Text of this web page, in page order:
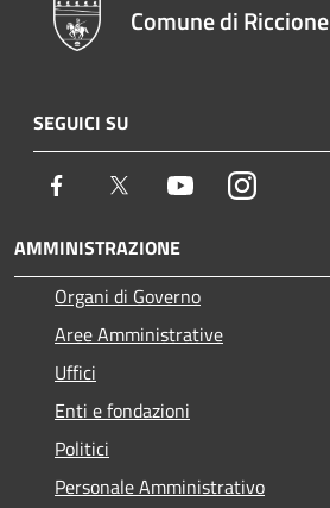
Comune di Riccione
SEGUICI SU
Facebook Twitter YoutubeInstagram
AMMINISTRAZIONE
Organi di Governo
Aree Amministrative
Uffici
Enti e fondazioni
Politici
Personale Amministrativo